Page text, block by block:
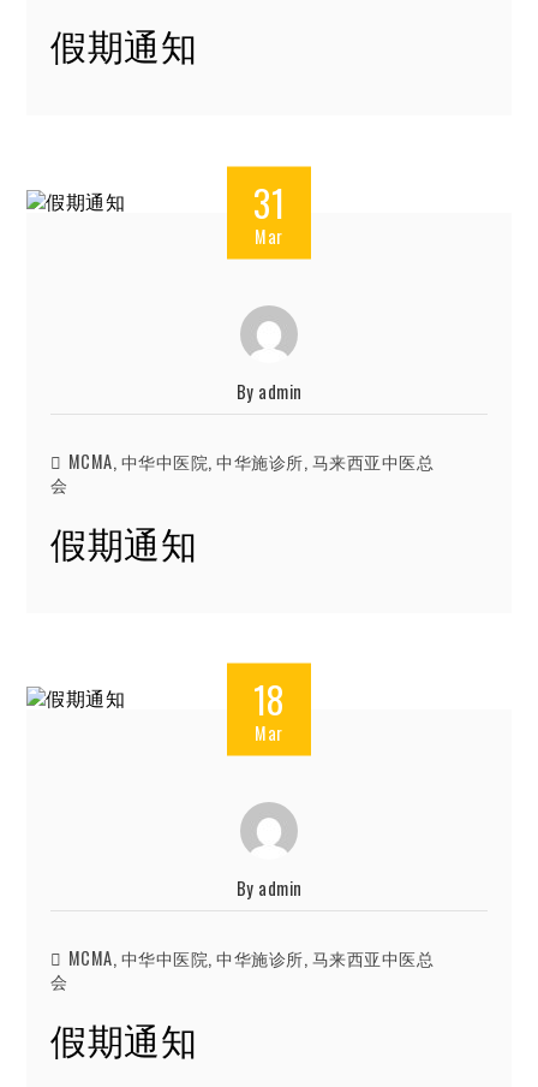
假期通知
31
Mar
By admin
MCMA, 中华中医院,中华施诊所, 马来西亚中医总
会
假期通知
18
Mar
By admin
MCMA,中华中医院,中华施诊所,马来西亚中医总
会
假期通知